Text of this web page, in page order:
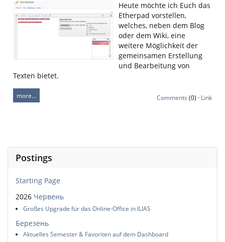
Heute möchte ich Euch das
Etherpad vorstellen,
welches, neben dem Blog
oder dem Wiki, eine
weitere Möglichkeit der
gemeinsamen Erstellung
und Bearbeitung von
Texten bietet.
more… Comments (0) · Link
Postings
Starting Page
2026 Червень
Großes Upgrade für das Online-Office in ILIAS
Березень
Aktuelles Semester & Favoriten auf dem Dashboard